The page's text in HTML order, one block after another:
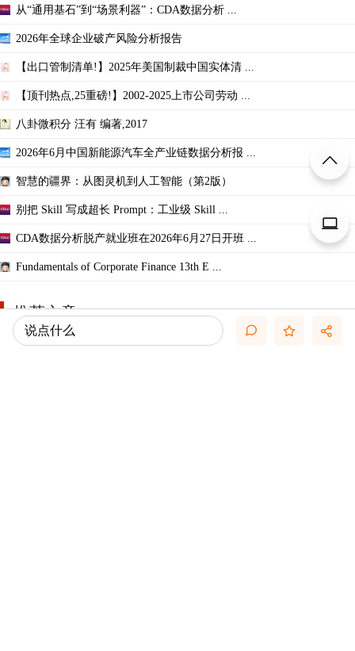
从“通用基石”到“场景利器”：CDA数据分析 ...
2026年全球企业破产风险分析报告
【出口管制清单!】2025年美国制裁中国实体清 ...
【顶刊热点,25重磅!】2002-2025上市公司劳动 ...
八卦微积分 汪有 编著,2017
2026年6月中国新能源汽车全产业链数据分析报 ...
智慧的疆界：从图灵机到人工智能（第2版）
别把 Skill 写成超长 Prompt：工业级 Skill ...
CDA数据分析脱产就业班在2026年6月27日开班 ...
Fundamentals of Corporate Finance 13th E ...
推荐文章
关于悬赏论坛币和楼主允诺奖励数量不一致帖 ...
说点什么